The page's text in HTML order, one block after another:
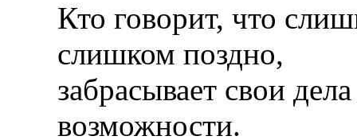
Кто говорит, что
слишком поздно,
забрасывает свои
возможности.